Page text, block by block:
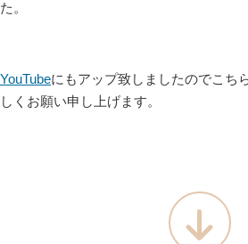
た。
YouTubeにもアップ致しましたのでこち
しくお願い申し上げます。